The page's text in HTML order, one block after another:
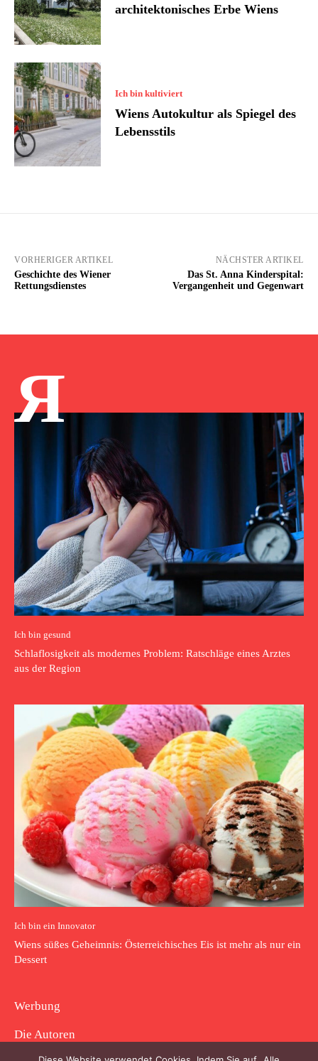
architektonisches Erbe Wiens
Ich bin kultiviert
Wiens Autokultur als Spiegel des
Lebensstils
VORHERIGER ARTIKEL
Geschichte des Wiener
Rettungsdienstes
NÄCHSTER ARTIKEL
Das St. Anna Kinderspital:
Vergangenheit und Gegenwart
Я
Ich bin gesund
Schlaflosigkeit als modernes Problem: Ratschläge eines Arztes
aus der Region
Ich bin ein Innovator
Wiens süßes Geheimnis: Österreichisches Eis ist mehr als nur ein
Dessert
Werbung
Die Autoren